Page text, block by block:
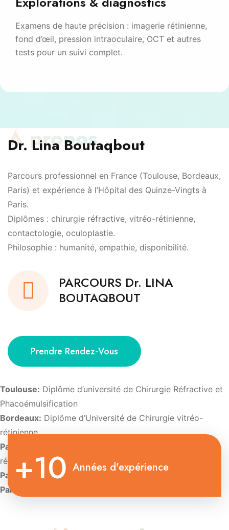
Examens de haute précision : imagerie rétinienne,
fond d’œil, pression intraoculaire, OCT et autres
tests pour un suivi complet.
À propos
Dr. Lina Boutaqbout
Parcours professionnel en France (Toulouse, Bordeaux,
Paris) et expérience à l’Hôpital des Quinze-Vingts à
Paris.
Diplômes : chirurgie réfractive, vitréo-rétinienne,
contactologie, oculoplastie.
Philosophie : humanité, empathie, disponibilité.
PARCOURS Dr. LINA
BOUTAQBOUT
Prendre Rendez-Vous
Toulouse: Diplôme d’université de Chirurgie Réfractive et
Phacoémulsification
Bordeaux: Diplôme d’Université de Chirurgie vitréo-
rétinienne
Paris:
rétinienne
Paris: Diplôme d’Université de Contactologie.
Paris:+10 Années d'expérience